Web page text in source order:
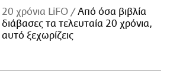
20 χρόνια LiFO
Από όσα βιβλία
διάβασες τα τελευταία 20 χρόνια,
αυτό ξεχωρίζεις